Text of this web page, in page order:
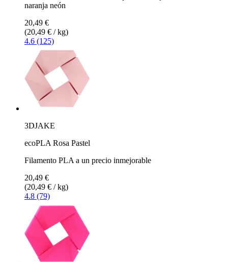
naranja neón
20,49 €
(20,49 € / kg)
4.6 (125)
3DJAKE
ecoPLA Rosa Pastel
Filamento PLA a un precio inmejorable
20,49 €
(20,49 € / kg)
4.8 (79)